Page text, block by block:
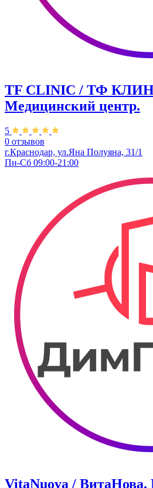
TF CLINIC / ТФ
Медицинский центр.
5
0 отзывов
г.Краснодар, ул.​Яна Полуяна, 31/1
Пн-Сб 09:00-21:00
VitaNuova /